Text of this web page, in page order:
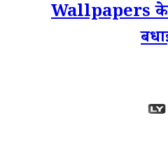
Wallpapers के